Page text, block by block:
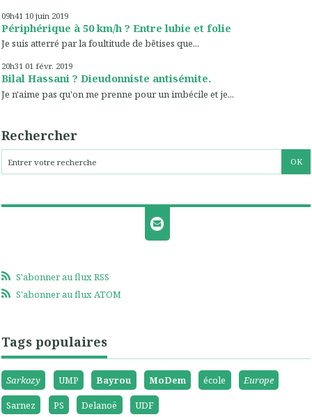
09h41 10 juin 2019
Périphérique à 50 km/h ? Entre lubie et folie
Je suis atterré par la foultitude de bêtises que...
20h31 01 févr. 2019
Bilal Hassani ? Dieudonniste antisémite.
Je n'aime pas qu'on me prenne pour un imbécile et je...
Rechercher
S'abonner au flux RSS
S'abonner au flux ATOM
Tags populaires
Sarkozy UMP Bayrou MoDem école
Europe
Sarnez
PS Delanoë UDF